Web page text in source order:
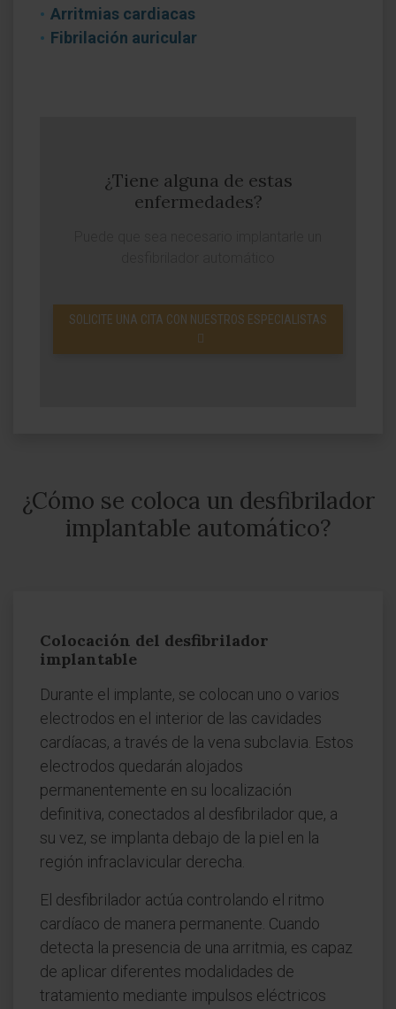
Arritmias cardiacas
Fibrilación auricular
¿Tiene alguna de estas
enfermedades?
SOLICITE UNA CITA CON NUESTROS ESPECIALISTAS
¿Cómo se coloca un desfibrilador
implantable automático?
Colocación del desfibrilador
implantable
Durante el implante, se colocan uno o varios
electrodos en el interior de las cavidades
cardíacas, a través de la vena subclavia. Estos
electrodos quedarán alojados
permanentemente en su localización
definitiva, conectados al desfibrilador que, a
su vez, se implanta debajo de la piel en la
región infraclavicular derecha.
El desfibrilador actúa controlando el ritmo
cardíaco de manera permanente. Cuando
detecta la presencia de una arritmia, es capaz
de aplicar diferentes modalidades de
tratamiento mediante impulsos eléctricos